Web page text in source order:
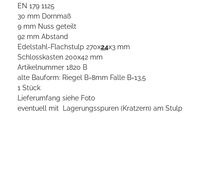
EN 179 1125
30 mm Dornmaß
9 mm Nuss geteilt
92 mm Abstand
Edelstahl-Flachstulp 270x24x3 mm
Schlosskasten 200x42 mm
Artikelnummer 1820 B
alte Bauform: Riegel B=8mm Falle B=13,5
1 Stück
Lieferumfang siehe Foto
eventuell mit Lagerungsspuren (Kratzern) am Stulp